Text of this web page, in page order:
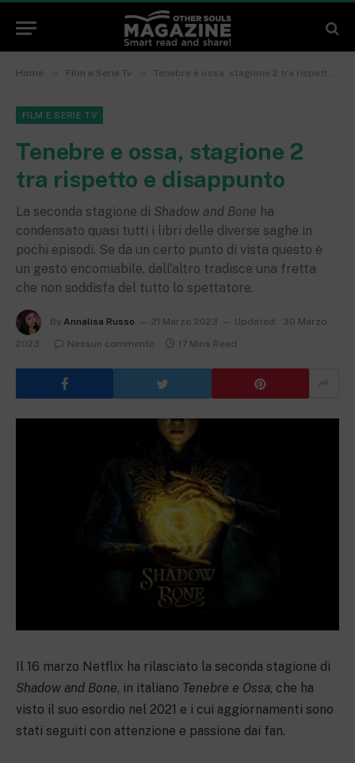
Home » Film e Serie Tv » Tenebre e ossa, stagione 2 tra rispetto e disappunto
FILM E SERIE TV
Tenebre e ossa, stagione 2
tra rispetto e disappunto
La seconda stagione di Shadow and Bone ha
condensato quasi tutti i libri delle diverse saghe in
pochi episodi. Se da un certo punto di vista questo è
un gesto encomiabile, dall'altro tradisce una fretta
che non soddisfa del tutto lo spettatore.
By Annalisa Russo 21 Marzo 2023 Updated:
30 Marzo
2023
Nessun commento 17 Mins Read
Il 16 marzo Netflix ha rilasciato la seconda stagione di
Shadow and Bone, in italiano Tenebre e Ossa, che ha
visto il suo esordio nel 2021 e i cui aggiornamenti sono
stati seguiti con attenzione e passione dai fan.